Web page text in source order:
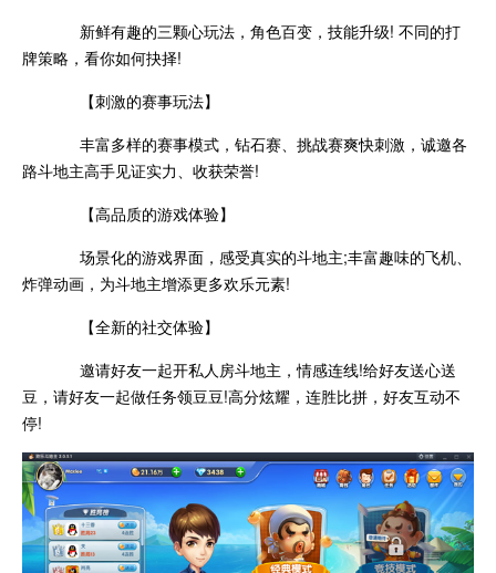
新鲜有趣的三颗心玩法，角色百变，技能升级! 不同的打
牌策略，看你如何抉择!
【刺激的赛事玩法】
丰富多样的赛事模式，钻石赛、挑战赛爽快刺激，诚邀各
路斗地主高手见证实力、收获荣誉!
【高品质的游戏体验】
场景化的游戏界面，感受真实的斗地主;丰富趣味的飞机、
炸弹动画，为斗地主增添更多欢乐元素!
【全新的社交体验】
邀请好友一起开私人房斗地主，情感连线!给好友送心送
豆，请好友一起做任务领豆豆!高分炫耀，连胜比拼，好友互动不
停!